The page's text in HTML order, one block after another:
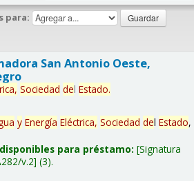
para:
San Antonio Oeste,
Sociedad del Estado.
y Energía Eléctrica, Sociedad del Estado,
para préstamo: Signatura
v.2 (3).